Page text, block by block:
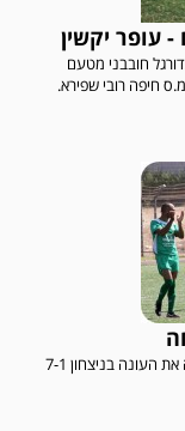
עופר יקשין
חובבני מטעם
חיפה רובי שפירא.
שמשון תל אביב חזרה לעולם הכדורגל הישראלי ופתחה את העונה בניצחון 7-1